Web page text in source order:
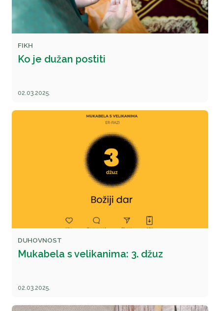
FIKH
Ko je dužan postiti
02.03.2025.
DUHOVNOST
Mukabela s velikanima: 3. džuz
02.03.2025.